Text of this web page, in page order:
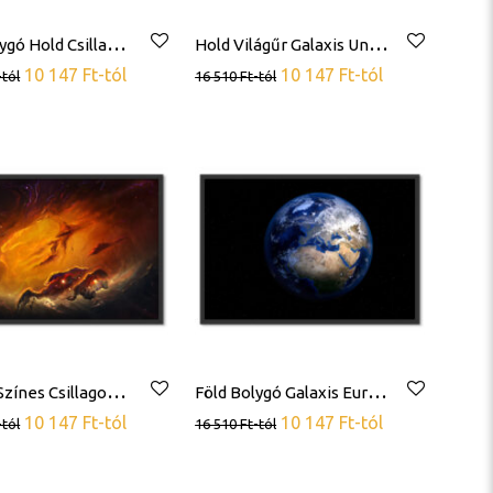
F
öld Bolygó Hold Csillagok Világűr Poszter
tól 10 147 Ft-tól
H
old Világűr Galaxis Univerzum Poszter
16 510Ft-tól 10 147 Ft-tól
G
alaxis Színes Csillagok Űr Poszter
tól 10 147 Ft-tól
F
öld Bolygó Galaxis Európa Poszter
16 510Ft-tól 10 147 Ft-tól